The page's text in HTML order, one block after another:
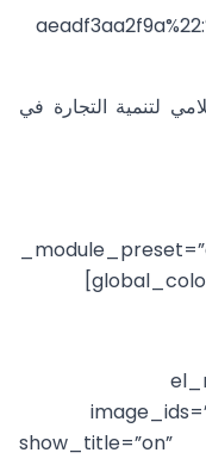
لتنمية التجارة في
[/